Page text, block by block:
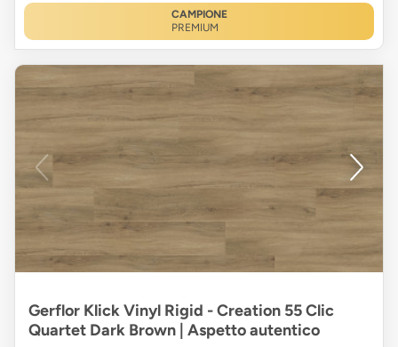
CAMPIONE
PREMIUM
Gerflor Klick Vinyl Rigid - Creation 55 Clic
Quartet Dark Brown | Aspetto autentico